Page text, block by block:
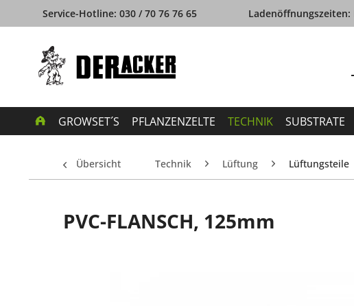
Service-Hotline: 030 / 70 76 76 65 Ladenöffnungszeiten:
GROWSET´S PFLANZENZELTE TECHNIK SUBSTRATE
Übersicht Technik Lüftung Lüftungsteile
PVC-FLANSCH, 125mm